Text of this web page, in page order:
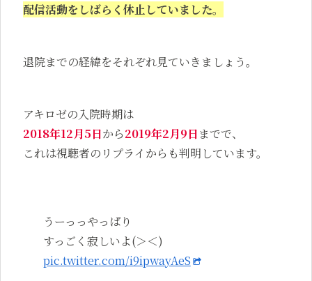
配信活動をしばらく休止していました。
退院までの経緯をそれぞれ見ていきましょう。
アキロゼの入院時期は
2018年12月5日から2019年2月9日までで、
これは視聴者のリプライからも判明しています。
うーっっやっぱり
すっごく寂しいよ(＞＜)
pic.twitter.com/i9ipwayAeS